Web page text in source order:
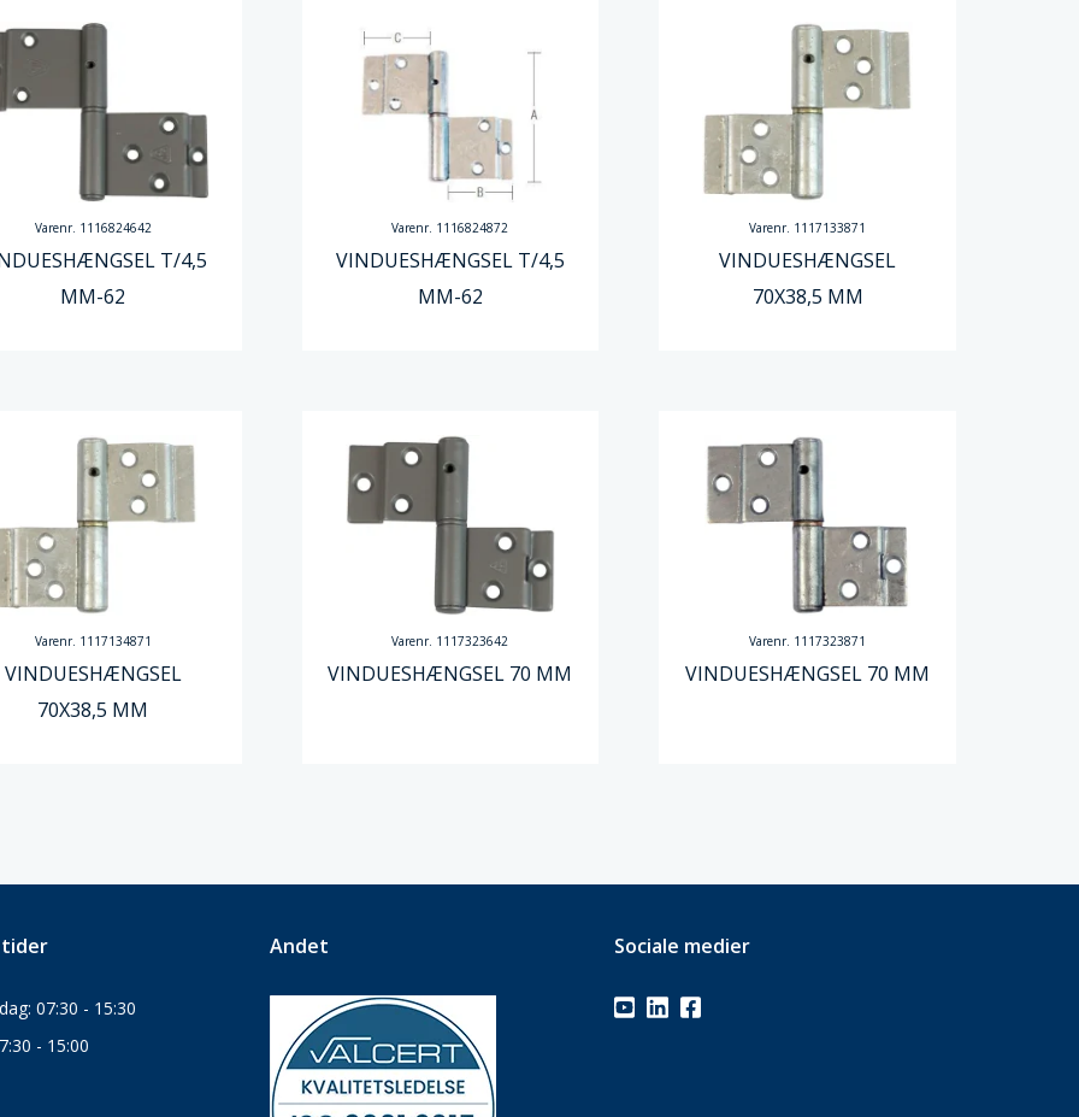
Varenr. 1116824642
T/4,5
MM-62
Varenr. 1116824872
VINDUESHÆNGSEL T/4,5
MM-62
Varenr. 1117133871
VINDUESHÆNGSEL
70X38,5 MM
Varenr. 1117134871
VINDUESHÆNGSEL
70X38,5 MM
Varenr. 1117323642
VINDUESHÆNGSEL 70 MM
Varenr. 1117323871
VINDUESHÆNGSEL 70 MM
07:30 - 15:30
- 15:00
Andet Sociale medier